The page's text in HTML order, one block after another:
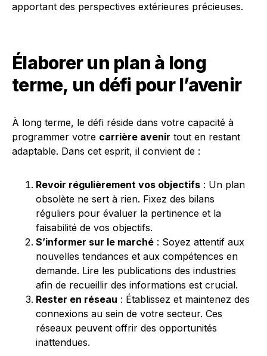
apportant des perspectives extérieures précieuses.
Élaborer un plan à long
terme, un défi pour l’avenir
À long terme, le défi réside dans votre capacité à
programmer votre carrière avenir tout en restant
adaptable. Dans cet esprit, il convient de :
Revoir régulièrement vos objectifs : Un plan
obsolète ne sert à rien. Fixez des bilans
réguliers pour évaluer la pertinence et la
faisabilité de vos objectifs.
S’informer sur le marché : Soyez attentif aux
nouvelles tendances et aux compétences en
demande. Lire les publications des industries
afin de recueillir des informations est crucial.
Rester en réseau : Établissez et maintenez des
connexions au sein de votre secteur. Ces
réseaux peuvent offrir des opportunités
inattendues.